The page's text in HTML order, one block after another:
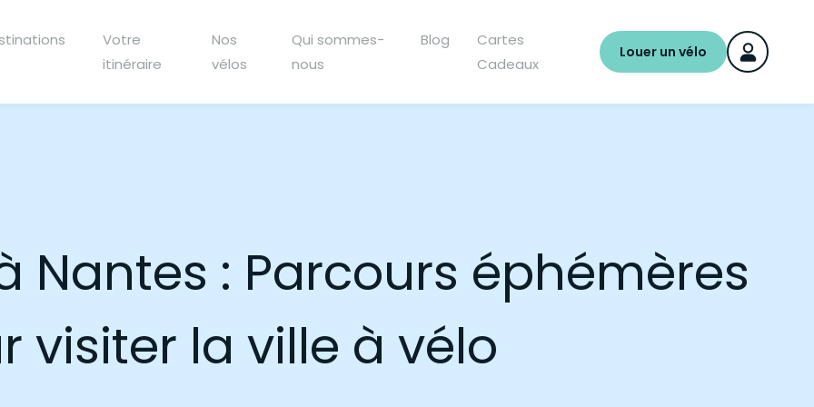
Votre
itinéraire
Nos
vélos
Qui sommes-
nous
Blog
Cartes
Cadeaux
Louer un vélo
Nantes : Parcours éphémères
visiter la ville à vélo